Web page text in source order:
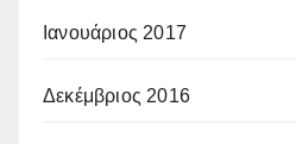
Ιανουάριος 2017
Δεκέμβριος 2016